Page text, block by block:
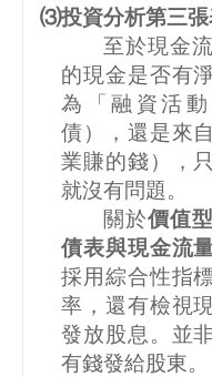
⑶投資分析第三
至於現金
的現金是否有
為「融資活
債），還是來
業賺的錢），
就沒有問題。
關於價值
債表與現金流
採用綜合性指
率，還有檢視
發放股息。並
有錢發給股東。